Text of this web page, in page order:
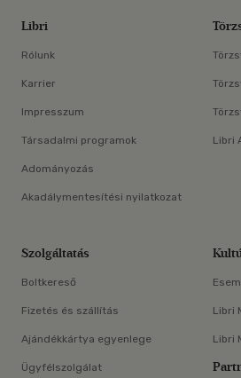
Libri
Rólunk
Karrier
Impresszum
Társadalmi programok
Adományozás
Akadálymentesítési nyilatkozat
Libri
Szolgáltatás
Boltkereső
Fizetés és szállítás
Ajándékkártya egyenlege
Ügyfélszolgálat
Libri
Libri